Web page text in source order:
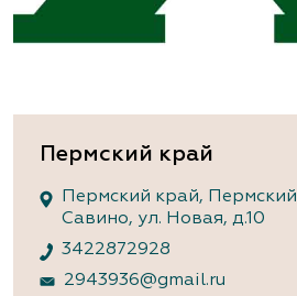
Пермский край
Пермский край,
Савино, ул. Новая, д.10
3422872928
2943936@gmail.ru